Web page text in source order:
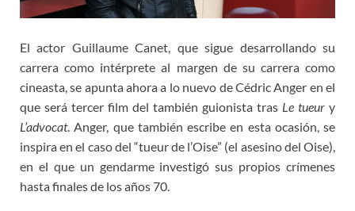
El actor Guillaume Canet, que sigue desarrollando su
carrera como intérprete al margen de su carrera como
cineasta, se apunta ahora a lo nuevo de Cédric Anger en el
que será tercer film del también guionista tras Le tueur y
L’advocat. Anger, que también escribe en esta ocasión, se
inspira en el caso del “tueur de l’Oise” (el asesino del Oise),
en el que un gendarme investigó sus propios crímenes
hasta finales de los años 70.